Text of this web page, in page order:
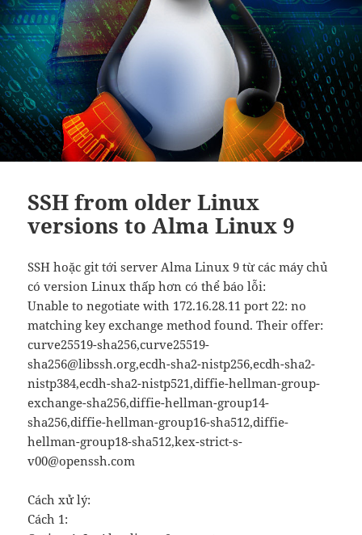
SSH from older Linux
versions to Alma Linux 9
SSH hoặc git tới server Alma Linux 9 từ các máy chủ
có version Linux thấp hơn có thể báo lỗi:
Unable to negotiate with 172.16.28.11 port 22: no
matching key exchange method found. Their offer:
curve25519-sha256,curve25519-
sha256@libssh.org,ecdh-sha2-nistp256,ecdh-sha2-
nistp384,ecdh-sha2-nistp521,diffie-hellman-group-
exchange-sha256,diffie-hellman-group14-
sha256,diffie-hellman-group16-sha512,diffie-
hellman-group18-sha512,kex-strict-s-
v00@openssh.com
Cách xử lý:
Cách 1: